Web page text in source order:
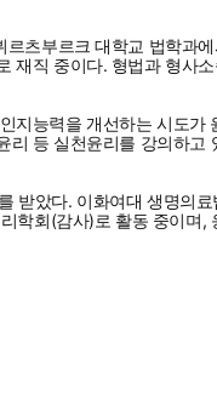
르츠부르크 대학교 법학
재직 중이다. 형법과 형사
지능력을 개선하는 시도
리 등 실천윤리를 강의하고
받았다. 이화여대 생명의
학회(감사)로 활동 중이며